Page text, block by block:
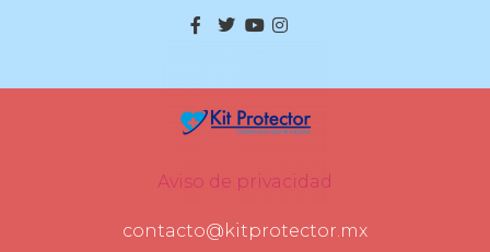
Aviso de privacidad
contacto@kitprotector.mx